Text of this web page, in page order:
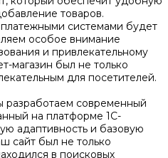
товаров.
системами будет
особое внимание
и привлекательному
магазин был не только
для посетителей.
разработаем современный
на платформе 1С-
адаптивность и базовую
сайт был не только
в поисковых